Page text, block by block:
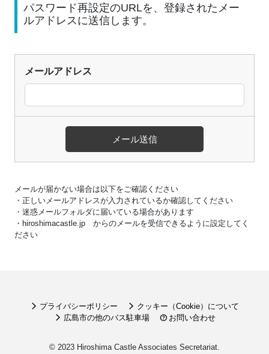
パスワード再設定のURLを、登録されたメー
ルアドレスに送信します。
メールアドレス
メールが届かない場合は以下をご確認ください
・正しいメールアドレスが入力されているか確認してください
・迷惑メールフォルダに届いている場合があります
・hiroshimacastle.jp からのメールを受信できるように設定してく
ださい
arrow_forward_ios プライバシーポリシー arrow_forward_ios クッキー（Cookie）について
arrow_forward_ios 広島市の他のバス駐車場 help お問い合わせ
© 2023 Hiroshima Castle Associates Secretariat.